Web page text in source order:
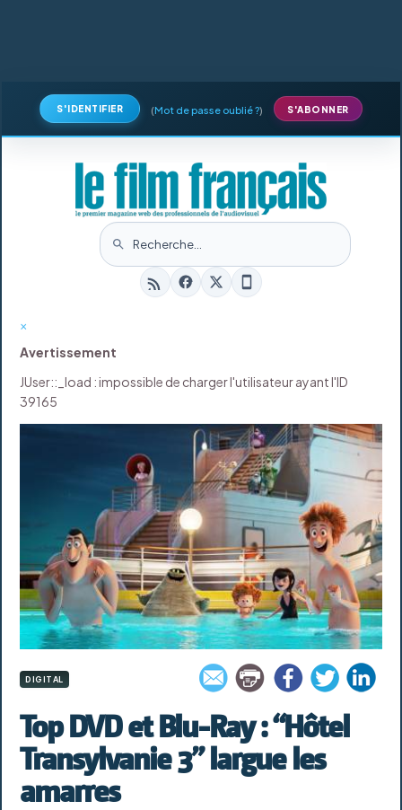
S'IDENTIFIER (Mot de passe oublié ?) S'ABONNER
×
Avertissement
JUser::_load : impossible de charger l'utilisateur ayant l'ID
39165
DIGITAL
Top DVD et Blu-Ray : “Hôtel
Transylvanie 3” largue les
amarres